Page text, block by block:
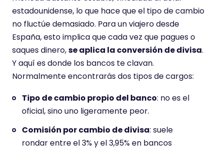
estadounidense, lo que hace que el tipo de cambio
no fluctúe demasiado. Para un viajero desde
España, esto implica que cada vez que pagues o
saques dinero,se aplica la conversión de divisa.
Y aquí es donde los bancos te clavan.
Normalmente encontrarás dos tipos de cargos:
Tipo de cambio propio del banco: no es el
oficial, sino uno ligeramente peor.
Comisión por cambio de divisa: suele
rondar entre el 3% y el 3,95% en bancos